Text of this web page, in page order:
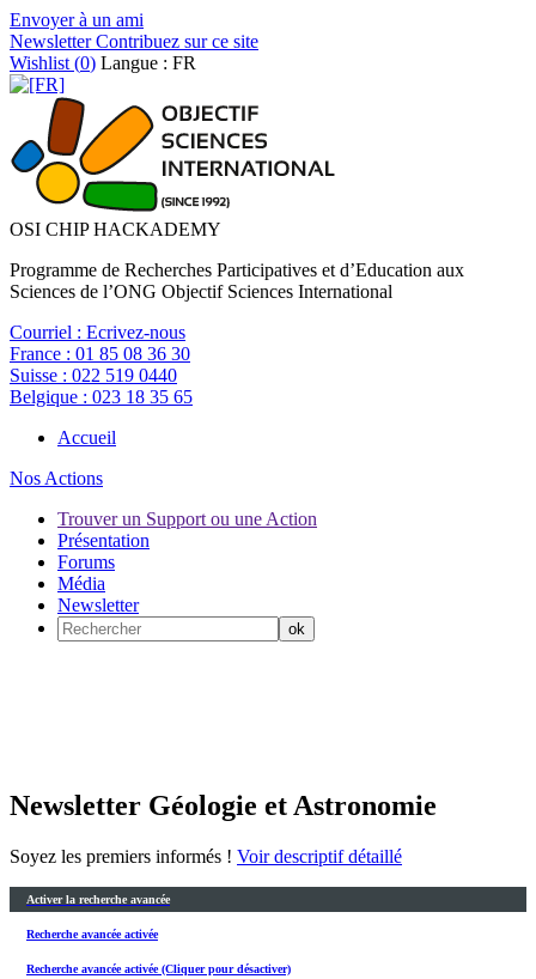
Envoyer à un ami
NewsletterContribuez sur ce site
Wishlist (0) Langue : FR
OSI CHIP HACKADEMY
Programme de Recherches Participatives et d’Education aux
Sciences de l’ONG Objectif Sciences International
Courriel : Ecrivez-nous
France : 01 85 08 36 30
Suisse : 022 519 0440
Belgique : 023 18 35 65
Accueil
Nos Actions
Trouver un Support ou une Action
Présentation
Forums
Média
Newsletter
Newsletter Géologie et Astronomie
Soyez les premiers informés ! Voir descriptif détaillé
Activer la recherche avancée
Recherche avancée activée
Recherche avancée activée (Cliquer pour désactiver)